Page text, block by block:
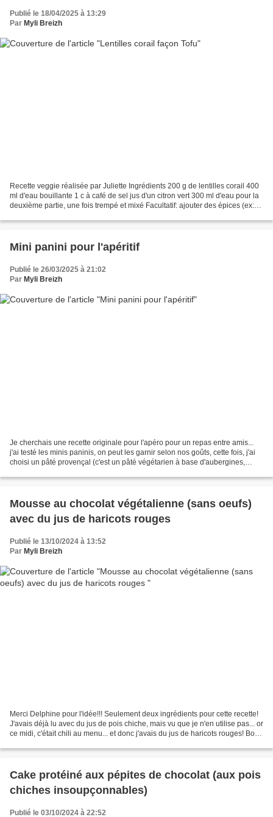
Publié le 18/04/2025 à 13:29
Par Myli Breizh
Recette veggie réalisée par Juliette Ingrédients 200 g de lentilles corail 400
ml d'eau bouillante 1 c à café de sel jus d'un citron vert 300 ml d'eau pour la
deuxième partie, une fois trempé et mixé Facultatif: ajouter des épices (ex:
Mini panini pour l'apéritif
Publié le 26/03/2025 à 21:02
Par Myli Breizh
Je cherchais une recette originale pour l'apéro pour un repas entre amis...
j'ai testé les minis paninis, on peut les garnir selon nos goûts, cette fois, j'ai
choisi un pâté provençal (c'est un pâté végétarien à base d'aubergines,
Mousse au chocolat végétalienne (sans oeufs)
avec du jus de haricots rouges
Publié le 13/10/2024 à 13:52
Par Myli Breizh
Merci Delphine pour l'idée!!! Seulement deux ingrédients pour cette recette!
J'avais déjà lu avec du jus de pois chiche, mais vu que je n'en utilise pas... or
ce midi, c'était chili au menu... et donc j'avais du jus de haricots rouges! Bon
Cake protéiné aux pépites de chocolat (aux pois
chiches insoupçonnables)
Publié le 03/10/2024 à 22:52